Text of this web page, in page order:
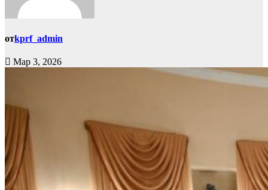
отkprf_admin
Мар 3, 2026